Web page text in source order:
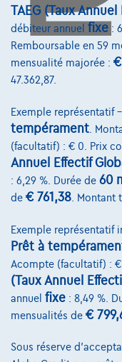
TAEG (Taux
débiteur annuel fixe :
Remboursable en 59
mensualité majorée :
47.362,87.
Exemple représentatif
tempérament .
(facultatif) : € 0. Prix
Annuel Effectif
: 6,29 %. Durée de 60
de € 761,38 . Montant
Exemple représentatif
Prêt à
Acompte (facultatif) : €
(Taux Annuel
annuel fixe : 8,49 %.
mensualités de €
Sous réserve
Services & Solutions
Assistance
Financement
Assurance auto
Leasing
Sur Nous
Devenez client
Qui nous sommes
Charte de qualité
Nos dealers
Nos partenaires
Notre équipe